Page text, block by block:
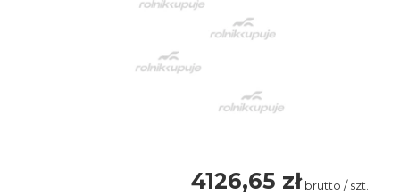
4126,65 zł brutto / szt.